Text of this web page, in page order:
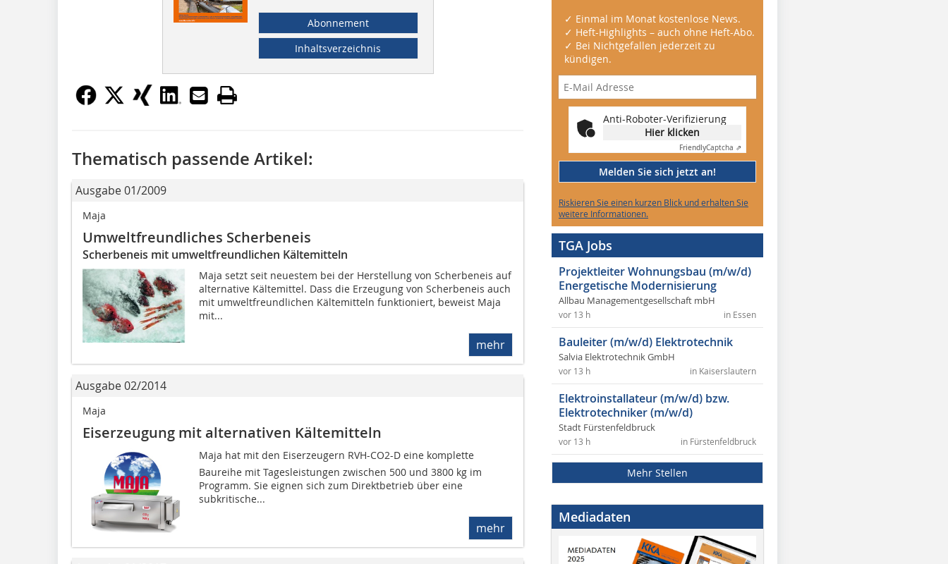
Abonnement
Inhaltsverzeichnis
Thematisch passende Artikel:
Ausgabe 01/2009
Maja
Umweltfreundliches Scherbeneis
Scherbeneis mit umweltfreundlichen Kältemitteln
Maja setzt seit neuestem bei der Herstellung von Scherbeneis auf
alternative Kältemittel. Dass die Erzeugung von Scherbeneis auch
mit umweltfreundlichen Kältemitteln funktioniert, beweist Maja
mit...
mehr
Ausgabe 02/2014
Maja
Eiserzeugung mit alternativen Kältemitteln
Maja hat mit den Eiserzeugern RVH-CO2-D eine komplette
Baureihe mit Tagesleistungen zwischen 500 und 3800 kg im
Programm. Sie eignen sich zum Direktbetrieb über eine
subkritische...
mehr
✓ Einmal im Monat kostenlose News.
✓ Heft-Highlights – auch ohne Heft-Abo.
✓ Bei Nichtgefallen jederzeit zu
kündigen.
Anti-Roboter-Verifizierung
Hier klicken
FriendlyCaptcha ⇗
Melden Sie sich jetzt an!
Riskieren Sie einen kurzen Blick und erhalten Sie
weitere Informationen.
TGA Jobs
Projektleiter Wohnungsbau (m/w/d)
Energetische Modernisierung
Allbau Managementgesellschaft mbH
in Essen
vor 13 h
Bauleiter (m/w/d) Elektrotechnik
Salvia Elektrotechnik GmbH
in Kaiserslautern
vor 13 h
Elektroinstallateur (m/w/d) bzw.
Elektrotechniker (m/w/d)
Stadt Fürstenfeldbruck
in Fürstenfeldbruck
vor 13 h
Mehr Stellen
Mediadaten